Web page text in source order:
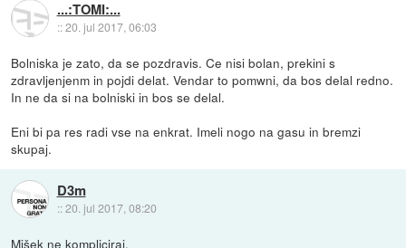
...:TOMI:...
::20. jul 2017, 06:03
Bolniska je zato, da se pozdravis. Ce nisi bolan, prekini s
zdravljenjenm in pojdi delat. Vendar to pomwni, da bos delal redno.
In ne da si na bolniski in bos se delal.
Eni bi pa res radi vse na enkrat. Imeli nogo na gasu in bremzi
skupaj.
D3m
::20. jul 2017, 08:20
Mišek ne kompliciraj.